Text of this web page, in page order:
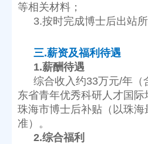
等相关材料；
3.按时完成博士后出站
三.薪资及福利待遇
1.薪酬待遇
准）。
2.综合福利